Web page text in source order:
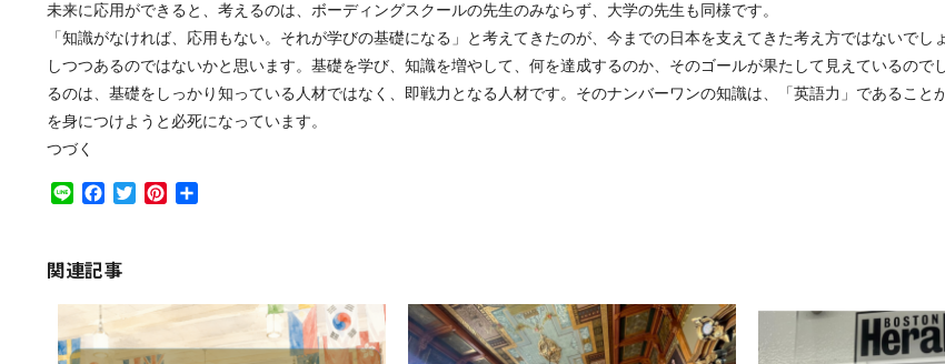
未来に応用ができると、考えるのは、ボーディングスクールの先生のみならず、大学の先生も同様です。
「知識がなければ、応用もない。それが学びの基礎になる」と考えてきたのが、今までの日本を支えてきた考え方ではないで
しつつあるのではないかと思います。基礎を学び、知識を増やして、何を達成するのか、そのゴールが果たして見えているの
るのは、基礎をしっかり知っている人材ではなく、即戦力となる人材です。そのナンバーワンの知識は、「英語力」であるこ
を身につけようと必死になっています。
つづく
Line Facebook
TwitterPinterest
関連記事